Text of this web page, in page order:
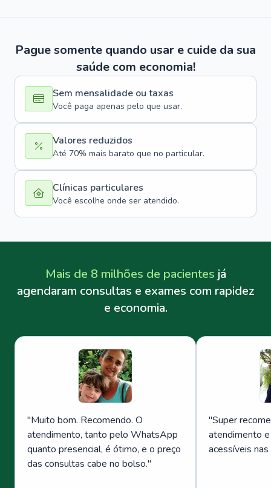
Pague somente quando usar e cuide da sua
saúde com economia!
Sem mensalidade ou taxas
Você paga apenas pelo que usar.
Valores reduzidos
Até 70% mais barato que no particular.
Clínicas particulares
Você escolhe onde ser atendido.
Mais de 8 milhões de pacientes já
agendaram consultas e exames com rapidez
e economia.
"Muito bom. Recomendo. O
atendimento, tanto pelo WhatsApp
quanto presencial, é ótimo, e o preço
das consultas cabe no bolso."
"Super
atendimento
acessíveis